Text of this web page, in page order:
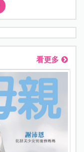
看更多